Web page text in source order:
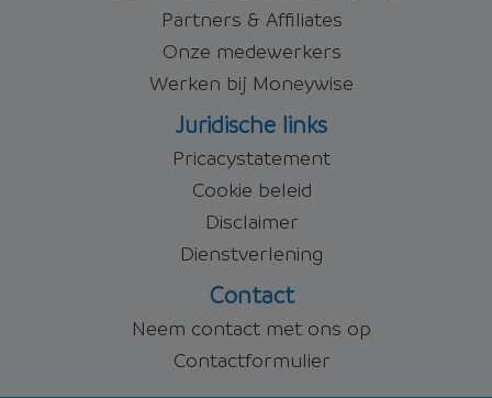
Partners & Affiliates
Onze medewerkers
Werken bij Moneywise
Juridische links
Pricacystatement
Cookie beleid
Disclaimer
Dienstverlening
Contact
Neem contact met ons op
Contactformulier